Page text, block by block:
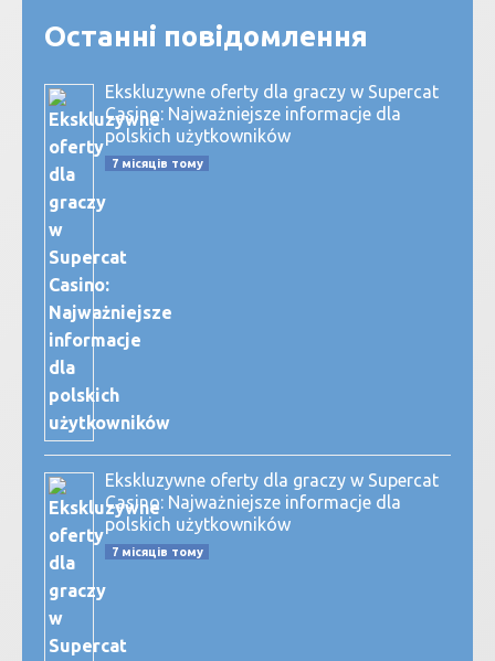
Останні повідомлення
Ekskluzywne oferty dla graczy w Supercat
Casino: Najważniejsze informacje dla
polskich użytkowników
7 місяців тому
Ekskluzywne oferty dla graczy w Supercat
Casino: Najważniejsze informacje dla
polskich użytkowników
7 місяців тому